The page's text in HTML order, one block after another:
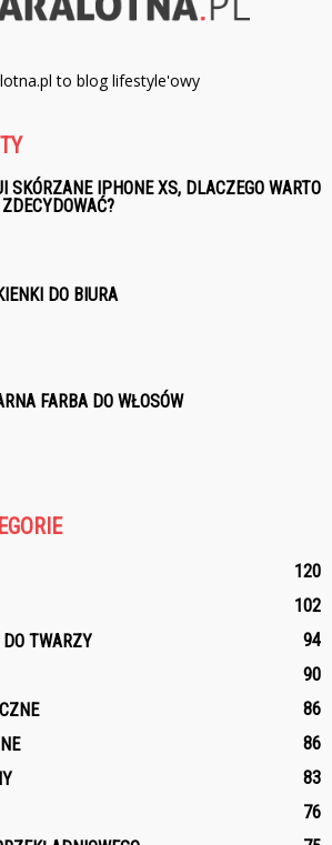
to blog lifestyle'owy
SKÓRZANE IPHONE XS, DLACZEGO WARTO
DO BIURA
FARBA DO WŁOSÓW
120
102
DO TWARZY
94
90
86
86
83
76